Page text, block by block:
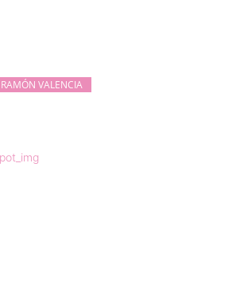
RAMÓN VALENCIA